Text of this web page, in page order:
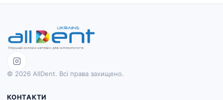
© 2026 AllDent. Всі права захищено.
КОНТАКТИ